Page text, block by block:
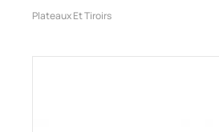
Plateaux Et Tiroirs